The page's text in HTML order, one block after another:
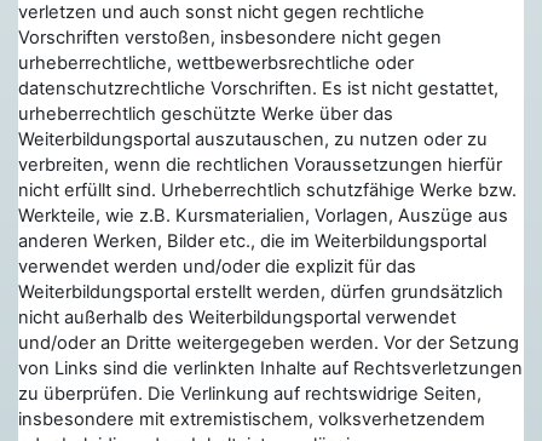
verletzen und auch sonst nicht gegen rechtliche
Vorschriften verstoßen, insbesondere nicht gegen
urheberrechtliche, wettbewerbsrechtliche oder
datenschutzrechtliche Vorschriften. Es ist nicht gestattet,
urheberrechtlich geschützte Werke über das
Weiterbildungsportal auszutauschen, zu nutzen oder zu
verbreiten, wenn die rechtlichen Voraussetzungen hierfür
nicht erfüllt sind. Urheberrechtlich schutzfähige Werke bzw.
Werkteile, wie z.B. Kursmaterialien, Vorlagen, Auszüge aus
anderen Werken, Bilder etc., die im Weiterbildungsportal
verwendet werden und/oder die explizit für das
Weiterbildungsportal erstellt werden, dürfen grundsätzlich
nicht außerhalb des Weiterbildungsportal verwendet
und/oder an Dritte weitergegeben werden. Vor der Setzung
von Links sind die verlinkten Inhalte auf Rechtsverletzungen
zu überprüfen. Die Verlinkung auf rechtswidrige Seiten,
insbesondere mit extremistischem, volksverhetzendem